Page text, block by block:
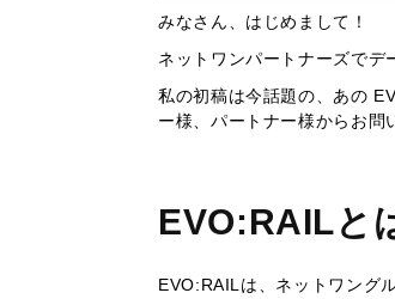
みなさん、はじめまして！
ネットワンパートナーズでデ
私の初稿は今話題の、あの
ー様、パートナー様からお問
EVO:RAILと
EVO:RAILは、ネットワング